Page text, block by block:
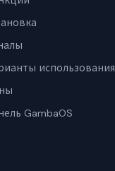
использования
GambaOS